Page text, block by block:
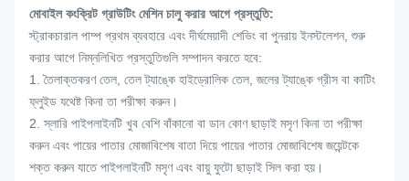
মোবাইল কংক্রিট গ্রাউটিং মেশিন চালু করার আগে প্রস্তুতি:
স্ট্রাকচারাল পাম্প প্রথম ব্যবহারে এবং দীর্ঘমেয়াদী শেভিং বা পুনরায় ইনস্টলেশন, শুরু
করার আগে নিম্নলিখিত প্রস্তুতিগুলি সম্পাদন করতে হবে:
1. তৈলাক্তকরণ তেল, তেল ট্যাঙ্কে হাইড্রোলিক তেল, জলের ট্যাঙ্কে গ্রীস বা কাটিং
ফ্লুইড যথেষ্ট কিনা তা পরীক্ষা করুন।
2. স্লারি পাইপলাইনটি খুব বেশি বাঁকানো বা ডান কোণ ছাড়াই মসৃণ কিনা তা পরীক্ষা
করুন এবং পায়ের পাতার মোজাবিশেষ বাতা দিয়ে পায়ের পাতার মোজাবিশেষ জয়েন্টকে
শক্ত করুন যাতে পাইপলাইনটি মসৃণ এবং বায়ু ফুটো ছাড়াই সিল করা হয়।